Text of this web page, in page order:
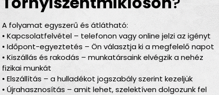
A folyamat egyszerű és átlátható:
• Kapcsolatfelvétel – telefonon vagy online jelzi az igényt
• Időpont-egyeztetés – Ön választja ki a megfelelő napot
• Kiszállás és rakodás – munkatársaink elvégzik a nehéz
fizikai munkát
• Elszállítás – a hulladékot jogszabály szerint kezeljük
• Újrahasznosítás – amit lehet, szelektíven dolgozunk fel